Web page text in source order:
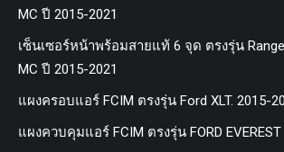
MC ปี 2015-2021
เซ็นเซอร์หน้าพร้อมสายแท้ 6 จุด ตรงรุ่น
MC ปี 2015-2021
แผงครอบแอร์ FCIM ตรงรุ่น Ford XLT. 2015-
แผงควบคุมแอร์ FCIM ตรงรุ่น FORD EVEREST